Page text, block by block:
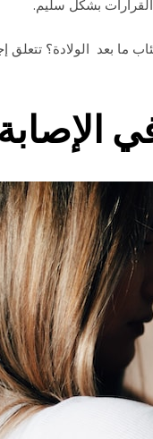
بشكل سليم.
ما بعد الولادة؟